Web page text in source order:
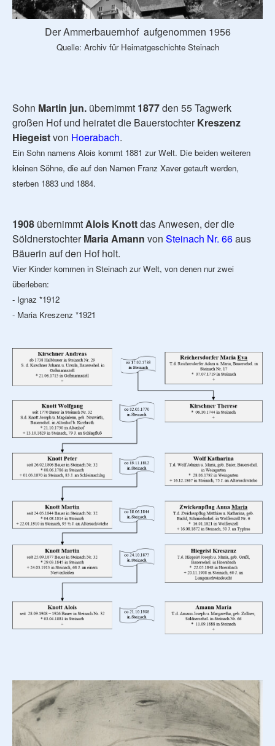
Der Ammerbauernhof aufgenommen 1956
Quelle: Archiv für Heimatgeschichte Steinach
Sohn Martin jun. übernimmt 1877den 55 Tagwerk
großen Hof und heiratet die BauerstochterKreszenz
Hiegeistvon Hoerabach.
Ein Sohn namens Alois kommt 1881 zur Welt. Die beiden weiteren
kleinen Söhne, die auf den Namen Franz Xaver getauft werden,
sterben 1883 und 1884.
1908 übernimmtAlois Knottdas Anwesen, der die
SöldnerstochterMaria Amann von Steinach Nr. 66aus
Bäuerin auf den Hof holt.
Vier Kinder kommen in Steinach zur Welt, von denen nur zwei
überleben:
- Ignaz *1912
- Maria Kreszenz *1921